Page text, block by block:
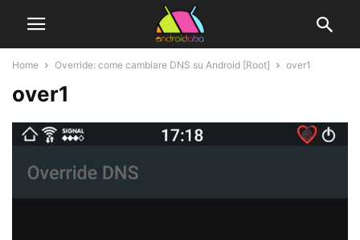
Home Override: come cambiare DNS su Android [Root] over1
over1